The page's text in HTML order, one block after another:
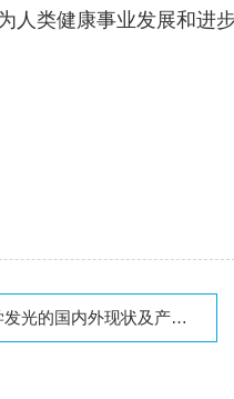
人类健康事业发展和进
国内外现状及产业发展愿景！